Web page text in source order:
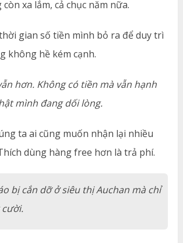
xa lắm, cả chục năm nữa.
gian số tiền mình bỏ ra để duy trì
không hề kém cạnh.
hơn. Không có tiền mà vẫn hạnh
mình đang dối lòng.
ta ai cũng muốn nhận lại nhiều
dùng hàng free hơn là trả phí.
bị cắn dỡ ở siêu thị Auchan mà chỉ